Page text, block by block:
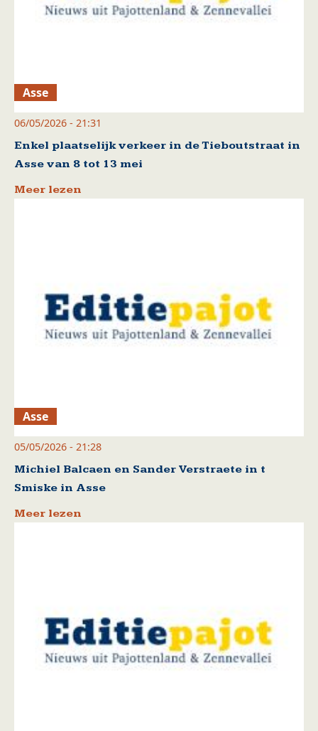
Asse
06/05/2026 - 21:31
Enkel plaatselijk verkeer in de Tieboutstraat in
Asse van 8 tot 13 mei
Meer lezen
Asse
05/05/2026 - 21:28
Michiel Balcaen en Sander Verstraete in t
Smiske in Asse
Meer lezen